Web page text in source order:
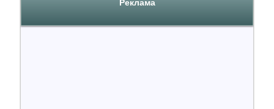
Реклама